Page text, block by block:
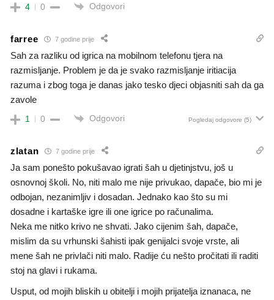
4 0 Odgovori
farree 7 godine prije
Sah za razliku od igrica na mobilnom telefonu tjera na
razmisljanje. Problem je da je svako razmisljanje iritiacija
razuma i zbog toga je danas jako tesko djeci objasniti sah da ga
zavole
1 0 Odgovori Pogledaj odgovore (5)
zlatan 7 godine prije
Ja sam ponešto pokušavao igrati šah u djetinjstvu, još u
osnovnoj školi. No, niti malo me nije privukao, dapače, bio mi je
odbojan, nezanimljiv i dosadan. Jednako kao što su mi
dosadne i kartaške igre ili one igrice po računalima.
Neka me nitko krivo ne shvati. Jako cijenim šah, dapače,
mislim da su vrhunski šahisti ipak genijalci svoje vrste, ali
mene šah ne privlači niti malo. Radije ću nešto pročitati ili raditi
stoj na glavi i rukama.
Usput, od mojih bliskih u obitelji i mojih prijatelja iznanaca, ne